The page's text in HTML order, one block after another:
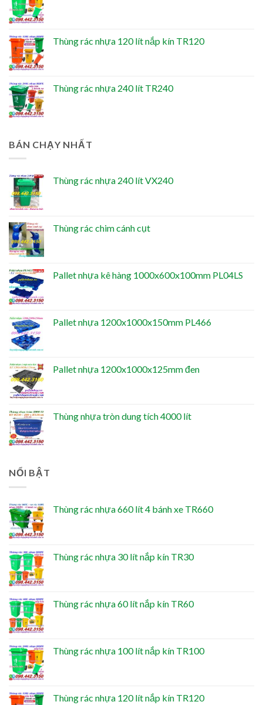
Thùng rác nhựa 120 lít nắp kín TR120
Thùng rác nhựa 240 lít TR240
BÁN CHẠY NHẤT
Thùng rác nhựa 240 lít VX240
Thùng rác chim cánh cụt
Pallet nhựa kê hàng 1000x600x100mm PL04LS
Pallet nhựa 1200x1000x150mm PL466
Pallet nhựa 1200x1000x125mm đen
Thùng nhựa tròn dung tích 4000 lít
NỔI BẬT
Thùng rác nhựa 660 lít 4 bánh xe TR660
Thùng rác nhựa 30 lít nắp kín TR30
Thùng rác nhựa 60 lít nắp kín TR60
Thùng rác nhựa 100 lít nắp kín TR100
Thùng rác nhựa 120 lít nắp kín TR120